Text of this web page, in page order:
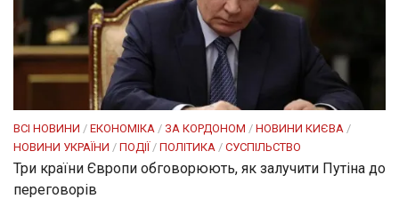
ВСІ НОВИНИ / ЕКОНОМІКА / ЗА КОРДОНОМ / НОВИНИ КИЄВА /
НОВИНИ УКРАЇНИ / ПОДІЇ/ ПОЛІТИКА / СУСПІЛЬСТВО
Три країни Європи обговорюють, як залучити Путіна до
переговорів